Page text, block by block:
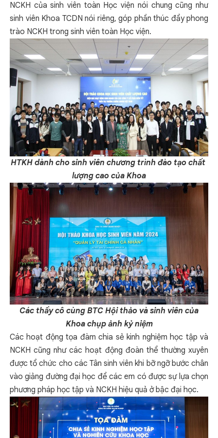
NCKH của sinh viên toàn Học viện nói chung cũng như
sinh viên Khoa TCDN nói riêng, góp phần thúc đẩy phong
trào NCKH trong sinh viên toàn Học viện.
HTKH dành cho sinh viên chương trình đào tạo chất
lượng cao của Khoa
Các thầy cô cùng BTC Hội thảo và sinh viên của
Khoa chụp ảnh kỷ niệm
Các hoạt động tọa đàm chia sẻ kinh nghiệm học tập và
NCKH cũng như các hoạt động đoàn thể thường xuyên
được tổ chức cho các Tân sinh viên khi bỡ ngỡ bước chân
vào giảng đường đại học để các em có được sự lựa chọn
phương pháp học tập và NCKH hiệu quả ở bậc đại học.